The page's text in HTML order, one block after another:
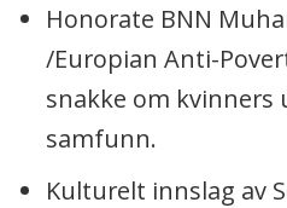
Honorate BNN
/Europian Anti-
snakke om
samfunn.
Kulturelt innslag av